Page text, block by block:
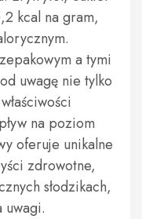
kcal na gram,
a tymi
uwagę nie tylko
na poziom
oferuje unikalne
zdrowotne,
słodzikach,
uwagi.